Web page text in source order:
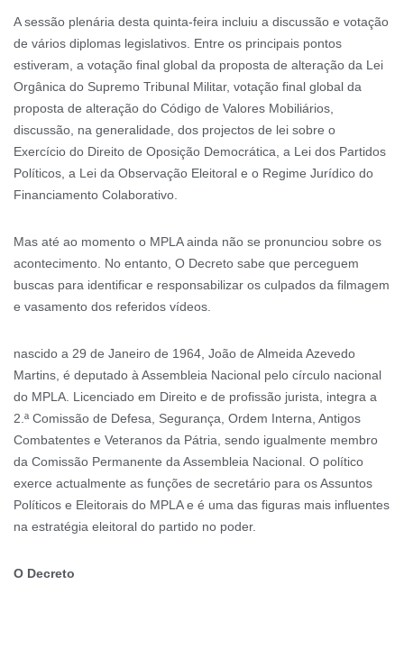
A sessão plenária desta quinta-feira incluiu a discussão e votação
de vários diplomas legislativos. Entre os principais pontos
estiveram, a votação final global da proposta de alteração da Lei
Orgânica do Supremo Tribunal Militar, votação final global da
proposta de alteração do Código de Valores Mobiliários,
discussão, na generalidade, dos projectos de lei sobre o
Exercício do Direito de Oposição Democrática, a Lei dos Partidos
Políticos, a Lei da Observação Eleitoral e o Regime Jurídico do
Financiamento Colaborativo.
Mas até ao momento o MPLA ainda não se pronunciou sobre os
acontecimento. No entanto, O Decreto sabe que perceguem
buscas para identificar e responsabilizar os culpados da filmagem
e vasamento dos referidos vídeos.
nascido a 29 de Janeiro de 1964, João de Almeida Azevedo
Martins, é deputado à Assembleia Nacional pelo círculo nacional
do MPLA. Licenciado em Direito e de profissão jurista, integra a
2.ª Comissão de Defesa, Segurança, Ordem Interna, Antigos
Combatentes e Veteranos da Pátria, sendo igualmente membro
da Comissão Permanente da Assembleia Nacional. O político
exerce actualmente as funções de secretário para os Assuntos
Políticos e Eleitorais do MPLA e é uma das figuras mais influentes
na estratégia eleitoral do partido no poder.
O Decreto